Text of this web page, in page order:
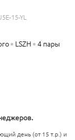
15-YL
LSZH
4 пары
день (от 15 т.р.) и